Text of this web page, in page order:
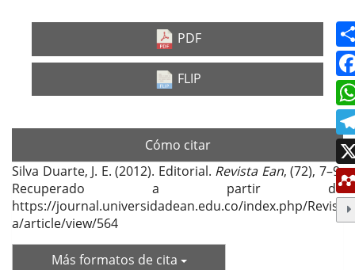
PDF
FLIP
Cómo citar
Silva Duarte, J. E. (2012). Editorial. Revista Ean, (72), 7–9.
Recuperado a partir de
https://journal.universidadean.edu.co/index.php/Revist
a/article/view/564
Más formatos de cita